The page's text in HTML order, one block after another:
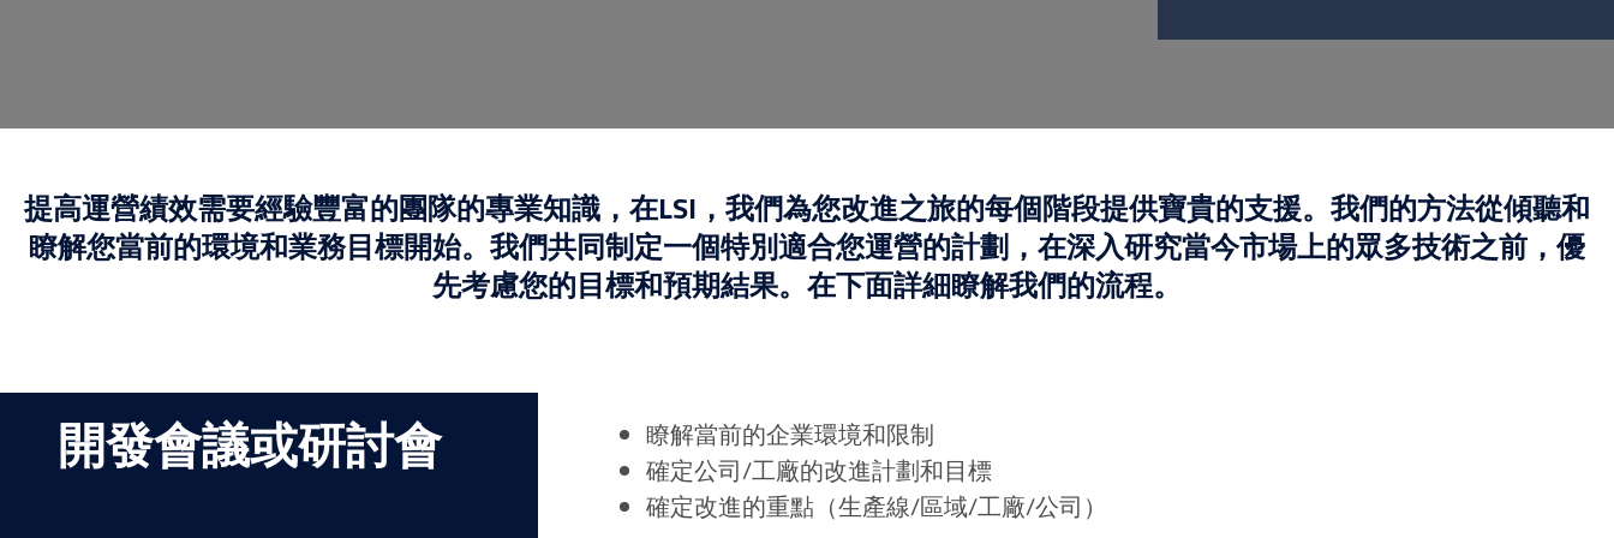
提高運營績效需要經驗豐富的團隊的專業知識，在LSI，我們為您改進之旅的每個階段提供寶貴的支援。我們的方法從傾聽和
瞭解您當前的環境和業務目標開始。我們共同制定一個特別適合您運營的計劃，在深入研究當今市場上的眾多技術之前，優
先考慮您的目標和預期結果。在下面詳細瞭解我們的流程。
開發會議或研討會
瞭解當前的企業環境和限制
確定公司/工廠的改進計劃和目標
確定改進的重點（生產線/區域/工廠/公司）